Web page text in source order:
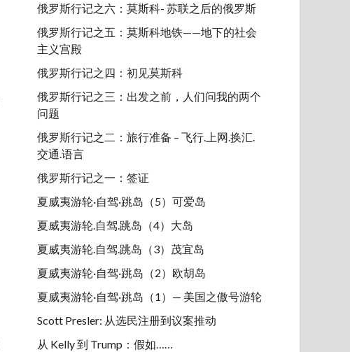
俄罗斯行记之六：莫斯科- 苏联之后的俄罗斯
俄罗斯行记之五：莫斯科地铁——地下的社会
主义宫殿
俄罗斯行记之四：初见莫斯科
俄罗斯行记之三：出发之前，人们问我的两个
问题
俄罗斯行记之二：旅行准备 – 飞行.上网.换汇.
交通.语言
俄罗斯行记之一：签证
夏威夷游轮·自驾·跳岛（5）可爱岛
夏威夷游轮.自驾.跳岛（4）大岛
夏威夷游轮.自驾.跳岛（3）茂宜岛
夏威夷游轮·自驾·跳岛（2）欧胡岛
夏威夷游轮·自驾·跳岛（1）— 美国之傲号游轮
Scott Presler: 从选民注册到议案推动
从 Kelly 到 Trump：假如……